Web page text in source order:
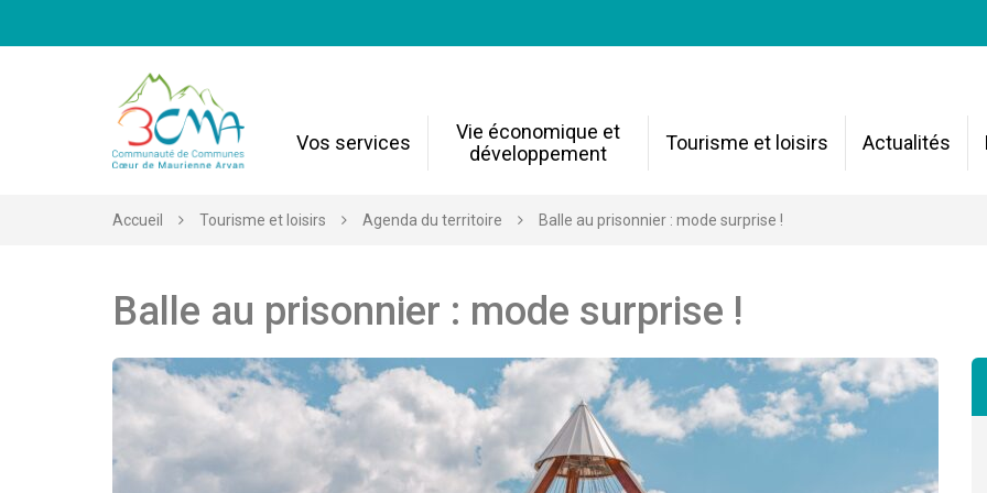
Vos services
Vie économique et
développement
Tourisme et loisirs Actualités
Accueil Tourisme et loisirs Agenda du territoire Balle au prisonnier : mode surprise !
Balle au prisonnier : mode surprise !